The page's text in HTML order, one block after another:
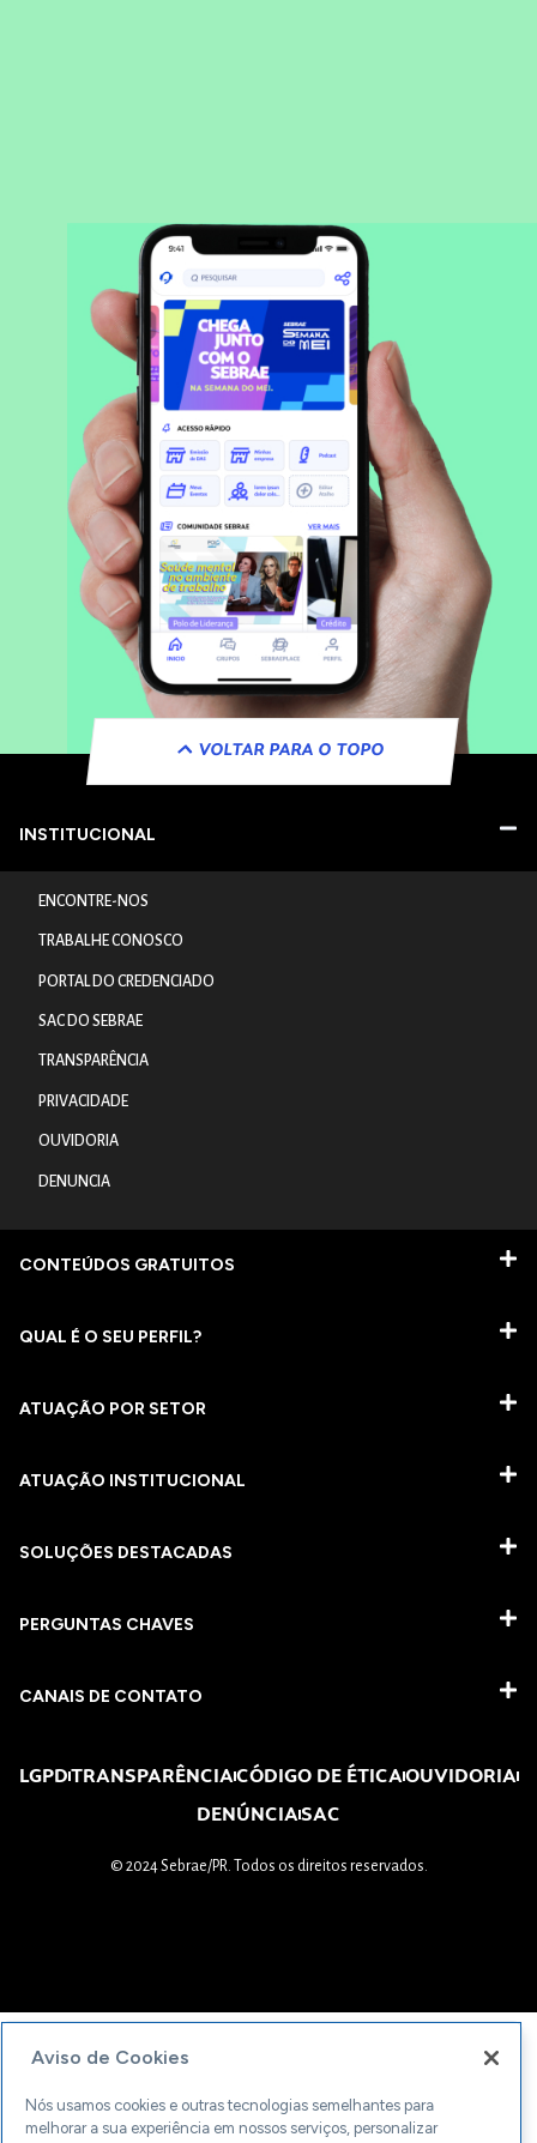
VOLTAR PARA O TOPO
INSTITUCIONAL
ENCONTRE-NOS
TRABALHE CONOSCO
PORTAL DO CREDENCIADO
SAC DO SEBRAE
TRANSPARÊNCIA
PRIVACIDADE
OUVIDORIA
DENUNCIA
CONTEÚDOS GRATUITOS
QUAL É O SEU PERFIL?
ATUAÇÃO POR SETOR
ATUAÇÃO INSTITUCIONAL
SOLUÇÕES DESTACADAS
PERGUNTAS CHAVES​
CANAIS DE CONTATO
LGPDTRANSPARÊNCIACÓDIGO DE ÉTICAOUVIDORIA
DENÚNCIASAC
© 2024 Sebrae/PR. Todos os direitos reservados.
Aviso de Cookies
Nós usamos cookies e outras tecnologias semelhantes para
melhorar a sua experiência em nossos serviços, personalizar